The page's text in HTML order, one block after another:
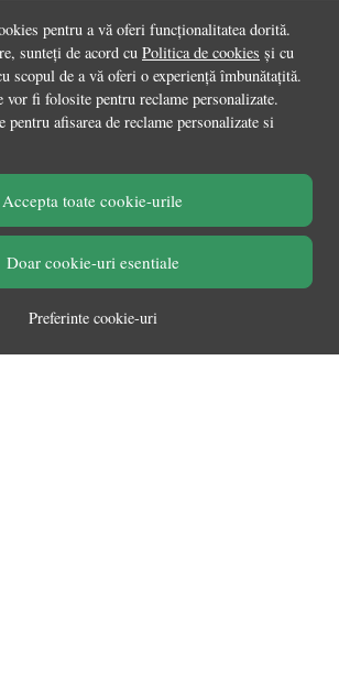
pentru a vă oferi funcționalitatea dorită.
sunteți de acord cu Politica de cookies și cu
scopul de a vă oferi o experiență îmbunătațită.
vor fi folosite pentru reclame personalizate.
afisarea de reclame personalizate si
Accepta toate cookie-urile
Doar cookie-uri esentiale
Preferinte cookie-uri